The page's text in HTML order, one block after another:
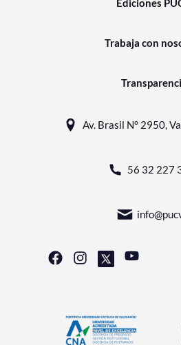
Ediciones
Trabaja con
Av. Brasil N° 2950,
56 32 227